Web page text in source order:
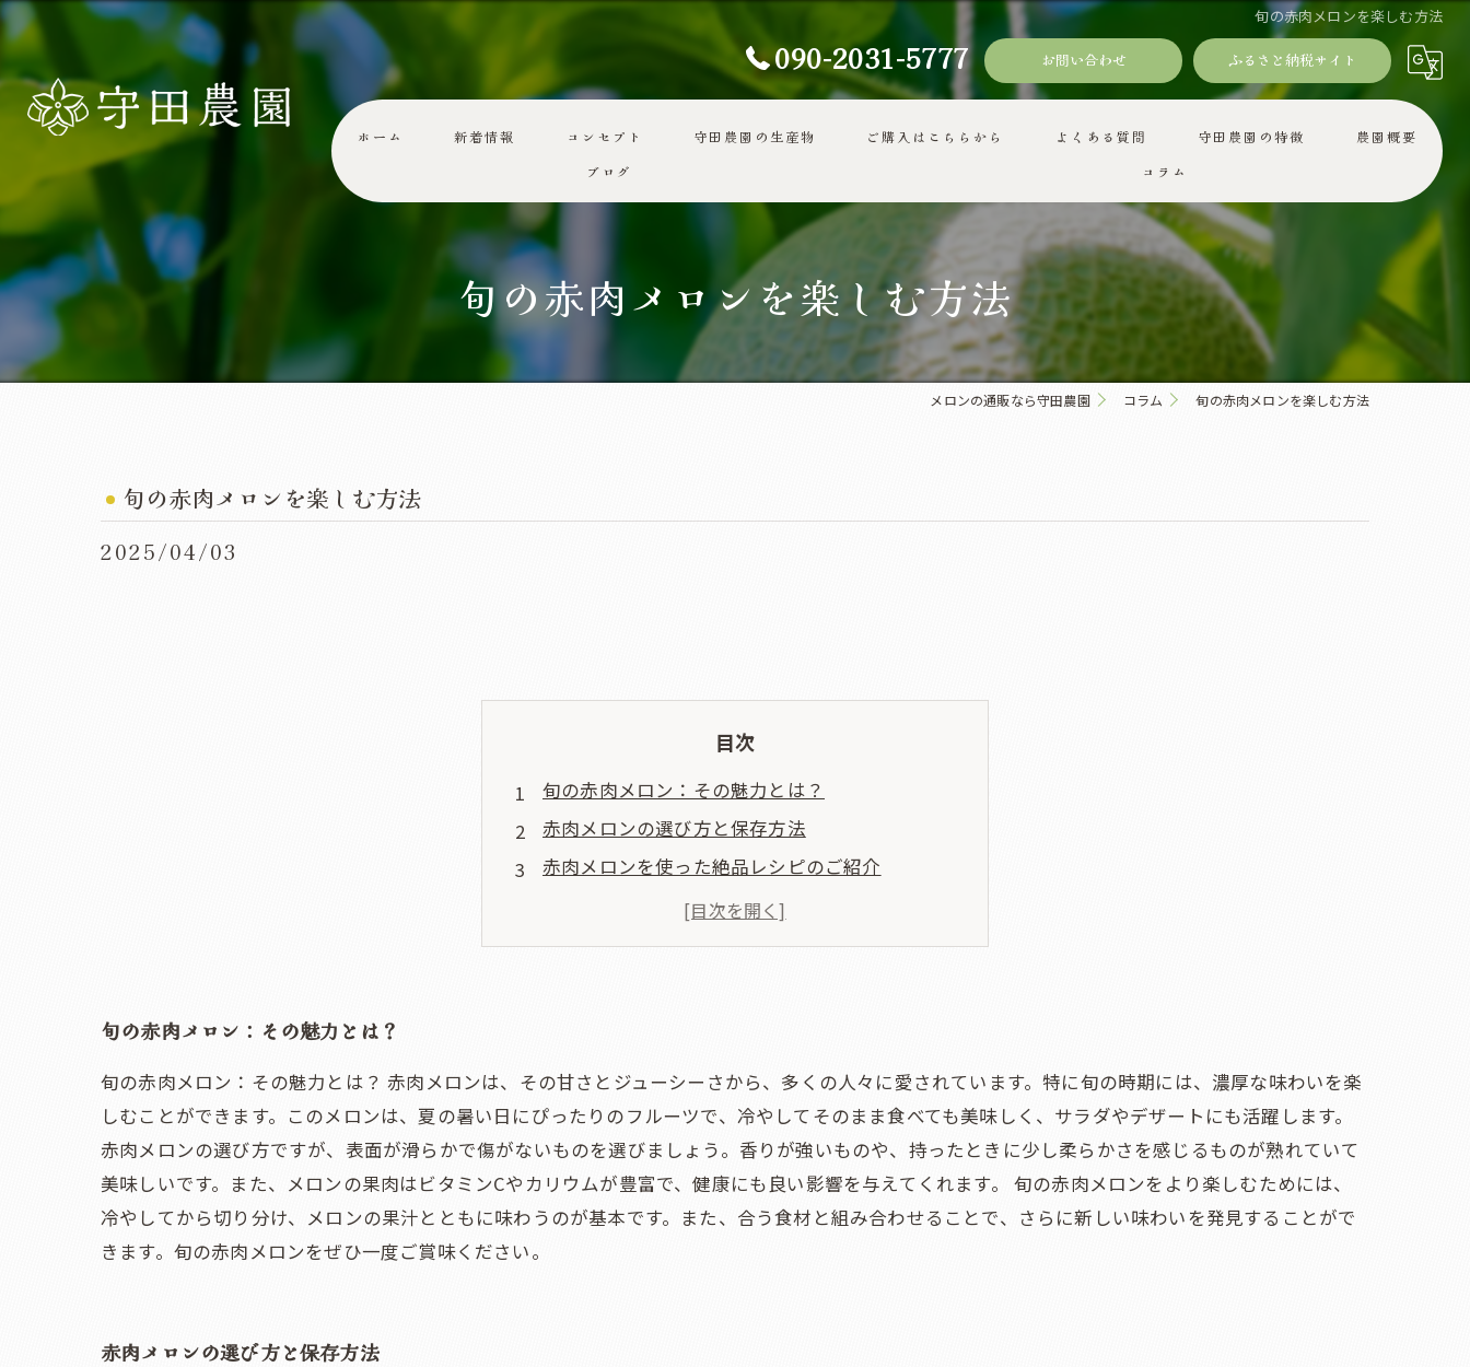
旬の赤肉メロンを楽しむ方法
090-2031-5777 お問い合わせ ふるさと納税サイト
ホーム 新着情報 コンセプト
代表あいさつ
守田農園の生産物 ご購入はこちらから よくある質問 守田農園の特徴
ギフト
減農薬
産地直送
お取り寄せ
農園概要
ブログ
コラム
旬の赤肉メロンを楽しむ方法
メロンの通販なら守田農園 コラム 旬の赤肉メロンを楽しむ方法
旬の赤肉メロンを楽しむ方法
2025/04/03
目次
旬の赤肉メロン：その魅力とは？
赤肉メロンの選び方と保存方法
赤肉メロンを使った絶品レシピのご紹介
メロンの食べ方を極める！アレンジ法一覧
旬の赤肉メロンを通じて楽しむ夏のひととき
旬の赤肉メロン：その魅力とは？
旬の赤肉メロン：その魅力とは？ 赤肉メロンは、その甘さとジューシーさから、多くの人々に愛されています。特に旬の時期には、濃厚な味わいを楽
しむことができます。このメロンは、夏の暑い日にぴったりのフルーツで、冷やしてそのまま食べても美味しく、サラダやデザートにも活躍します。
赤肉メロンの選び方ですが、表面が滑らかで傷がないものを選びましょう。香りが強いものや、持ったときに少し柔らかさを感じるものが熟れていて
美味しいです。また、メロンの果肉はビタミンCやカリウムが豊富で、健康にも良い影響を与えてくれます。 旬の赤肉メロンをより楽しむためには、
冷やしてから切り分け、メロンの果汁とともに味わうのが基本です。また、合う食材と組み合わせることで、さらに新しい味わいを発見することがで
きます。旬の赤肉メロンをぜひ一度ご賞味ください。
赤肉メロンの選び方と保存方法